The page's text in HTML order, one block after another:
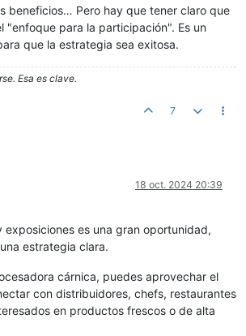
beneficios… Pero hay que tener claro que
"enfoque para la participación". Es un
que la estrategia sea exitosa.
Esa es clave.
7
18 oct. 2024 20:39
exposiciones es una gran oportunidad,
estrategia clara.
cárnica, puedes aprovechar el
con distribuidores, chefs, restaurantes
en productos frescos o de alta